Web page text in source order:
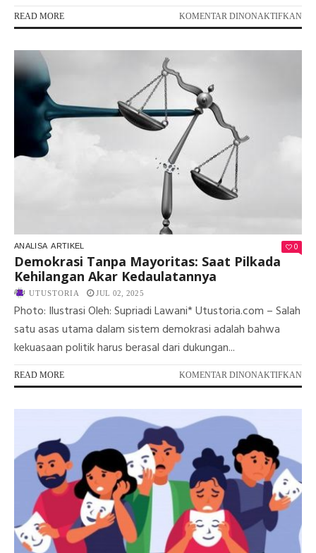
READ MORE KOMENTAR DINONAKTIFKAN
ANALISA ARTIKEL 0
Demokrasi Tanpa Mayoritas: Saat Pilkada
Kehilangan Akar Kedaulatannya
UTUSTORIA JUL 02, 2025
Photo: Ilustrasi Oleh: Supriadi Lawani* Utustoria.com – Salah
satu asas utama dalam sistem demokrasi adalah bahwa
kekuasaan politik harus berasal dari dukungan...
READ MORE KOMENTAR DINONAKTIFKAN